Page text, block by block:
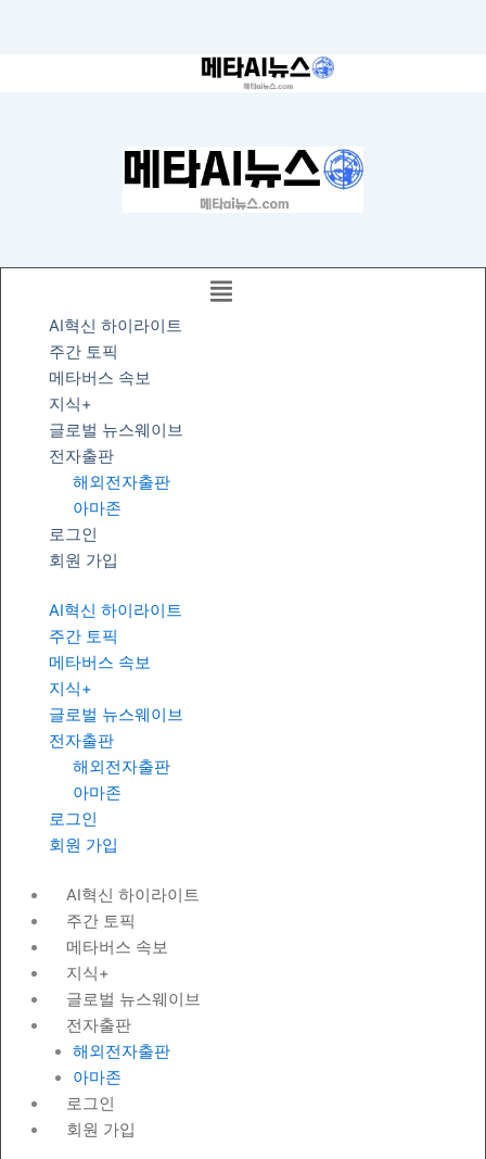
AI혁신 하이라이트
주간 토픽
메타버스 속보
지식+
글로벌 뉴스웨이브
전자출판
해외전자출판
아마존
로그인
회원 가입
AI혁신 하이라이트
주간 토픽
메타버스 속보
지식+
글로벌 뉴스웨이브
전자출판
해외전자출판
아마존
로그인
회원 가입
AI혁신 하이라이트
주간 토픽
메타버스 속보
지식+
글로벌 뉴스웨이브
전자출판
해외전자출판
아마존
로그인
회원 가입